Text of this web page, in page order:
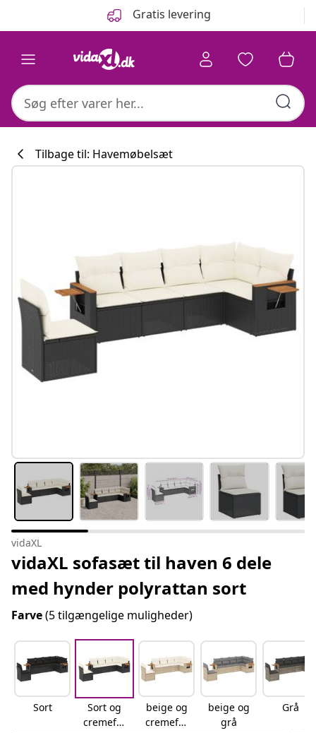
Gratis levering
#sharemevidaxl
Tilbage til: Havemøbelsæt
vidaXL
vidaXL sofasæt til haven 6 dele
med hynder polyrattan sort
Farve(5 tilgængelige muligheder)
Sort
Sort og
cremefar
beige og
cremefar
beige og
grå
Grå